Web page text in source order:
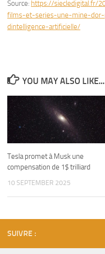
Source: https://siecledigital.fr/
films-et-series-une-mine-
dintelligence-artificielle/
YOU MAY ALSO LIKE...
Tesla promet à Musk une
compensation de 1$ trilliard
10 SEPTEMBER 2025
SUIVRE :